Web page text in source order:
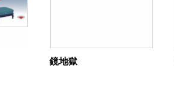
鏡地獄